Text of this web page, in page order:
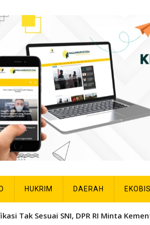
HUKRIM DAERAH EKOBIS
Tak Sesuai SNI, DPR RI Minta